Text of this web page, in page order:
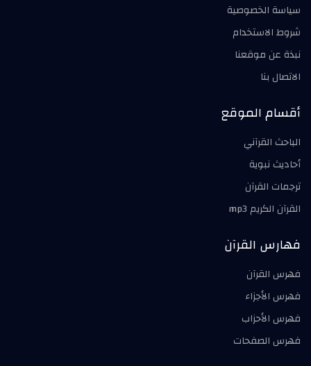
سياسة الخصوصية
شروط الاستخدام
نبذة عن موقعنا
الاتصال بنا
أقسام الموقع
الباحث القرآني
أحاديث نبوية
ترجمات القرآن
القرآن الكريم mp3
فهارس القرآن
فهرس القرآن
فهرس الأجزاء
فهرس الأحزاب
فهرس الصفحات